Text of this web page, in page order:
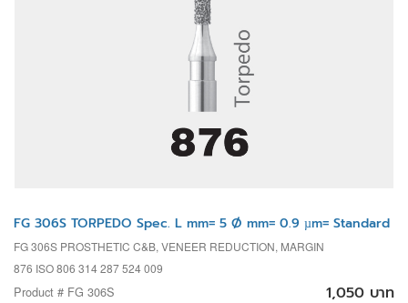
FG 306S TORPEDO Spec. L mm= 5 Ø mm= 0.9 µm= Standard
FG 306S PROSTHETIC C&B, VENEER REDUCTION, MARGIN
876 ISO 806 314 287 524 009
Product # FG 306S
1,050 บาท